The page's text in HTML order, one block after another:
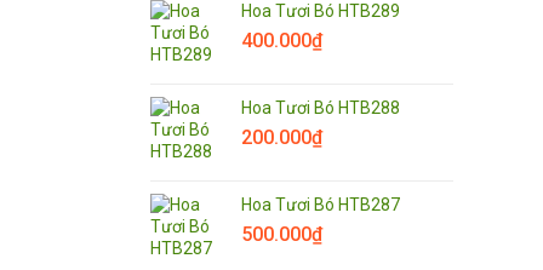
Hoa Tươi Bó HTB289
400.000₫
Hoa Tươi Bó HTB288
200.000₫
Hoa Tươi Bó HTB287
500.000₫